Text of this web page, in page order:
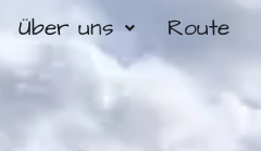
Über uns Route